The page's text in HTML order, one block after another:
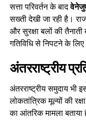
सत्ता परिवर्तन के बाद
सख्ती देखी जा रही है।
और सुरक्षा बलों की
गतिविधि से निपटने के लिए
अंतरराष्ट्रीय
अंतरराष्ट्रीय समुदाय भी
लोकतांत्रिक मूल्यों की
का आंतरिक मामला बताया